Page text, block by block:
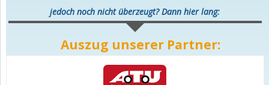
jedoch noch nicht überzeugt? Dann hier lang:
Auszug unserer Partner: